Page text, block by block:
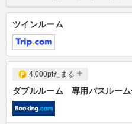
ツインルーム
4,000ptたまる
ダブルルーム 専用バスルーム